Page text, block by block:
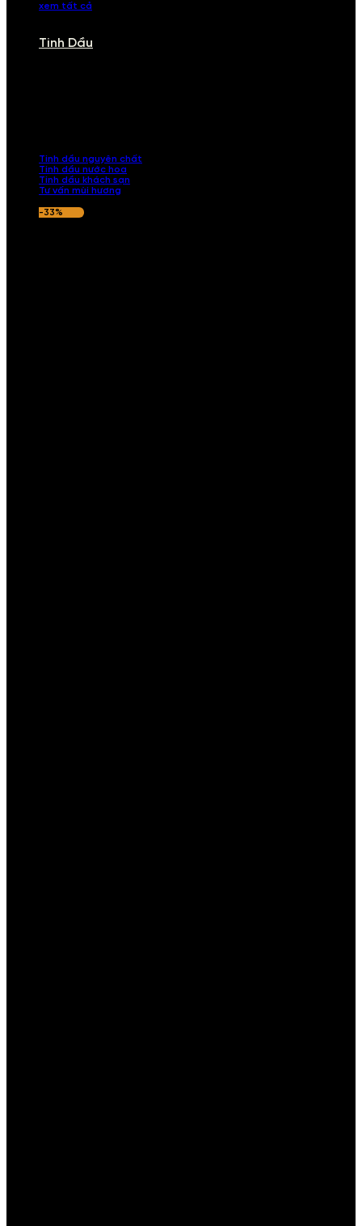
xem tất cả
Tinh Dầu
Tinh dầu nguyên chất
Tinh dầu nước hoa
Tinh dầu khách sạn
Tư vấn mùi hương
-33%